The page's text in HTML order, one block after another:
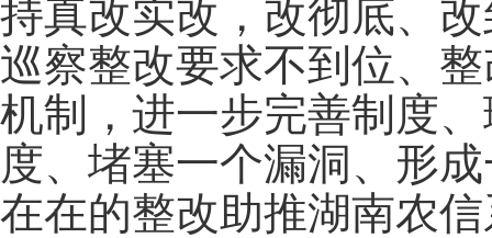
持真改实改，改彻底、
巡察整改要求不到位、
机制，进一步完善制度
度、堵塞一个漏洞、形
在在的整改助推湖南农